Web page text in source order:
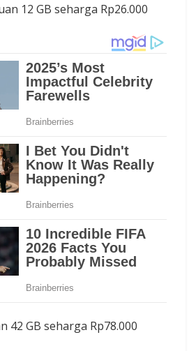
12 GB seharga Rp26.000
42 GB seharga Rp78.000